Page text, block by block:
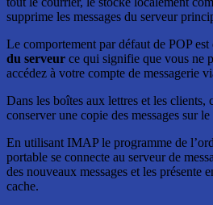
supprime les messages du serveur
Le comportement par défaut de POP est
du serveur ce qui signifie que vous ne
accédez à votre compte de messagerie
Dans les boîtes aux lettres et les clients,
conserver une copie des messages sur
En utilisant IMAP le programme de
portable se connecte au serveur de
des nouveaux messages et les présente
cache.